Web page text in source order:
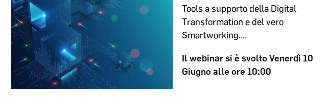
Tools a supporto della Digital
Transformation e del vero
Smartworking.…
Il webinar si è svolto Venerdì 10
Giugno alle ore 10:00